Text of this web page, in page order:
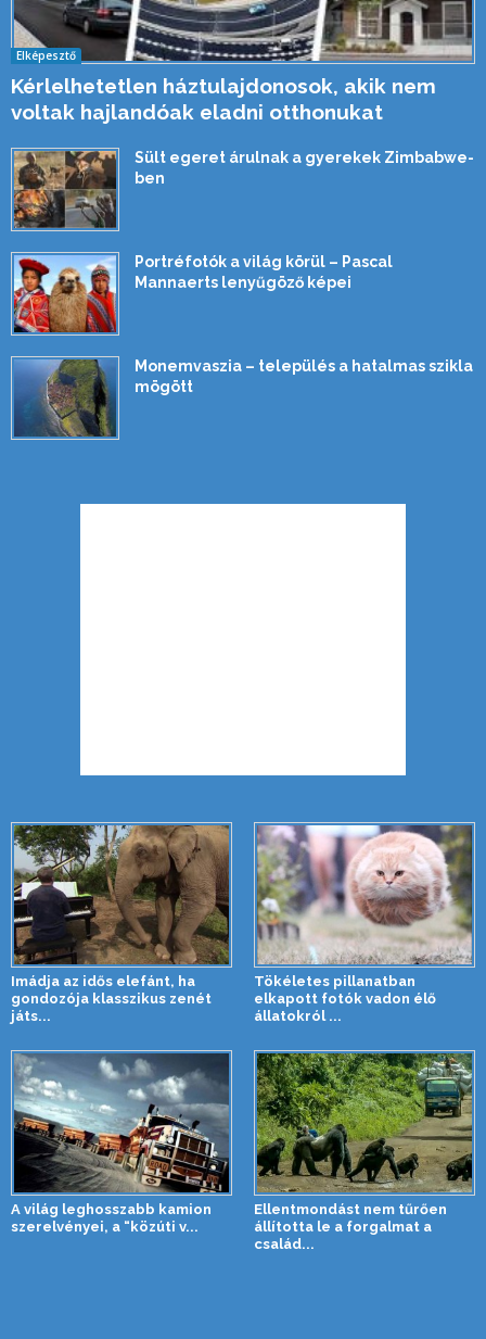
Elképesztő
Kérlelhetetlen háztulajdonosok, akik nem
voltak hajlandóak eladni otthonukat
Sült egeret árulnak a gyerekek Zimbabwe-
ben
Portréfotók a világ körül – Pascal
Mannaerts lenyűgöző képei
Monemvaszia – település a hatalmas szikla
mögött
Imádja az idős elefánt, ha
gondozója klasszikus zenét
játs...
Tökéletes pillanatban
elkapott fotók vadon élő
állatokról ...
A világ leghosszabb kamion
szerelvényei, a “közúti v...
Ellentmondást nem tűrően
állította le a forgalmat a
család...